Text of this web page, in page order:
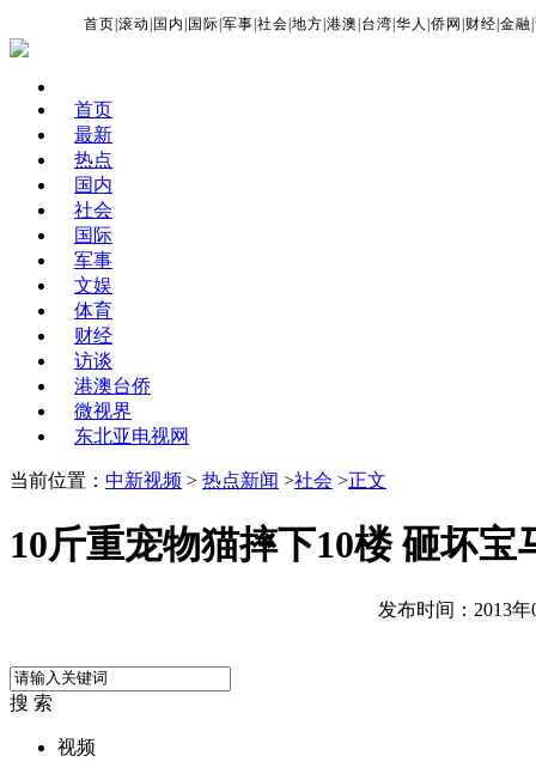
首页 |滚动 国内 国际 |军事 |社会 |地方 |港澳 台湾 |华人 |侨网 财经 |金融 |
首页
最新
热点
国内
社会
国际
军事
文娱
体育
财经
访谈
港澳台侨
微视界
东北亚电视网
当前位置： 中新视频 > 热点新闻 >社会 >正文
10斤重宠物猫摔下10楼 砸坏宝
发布时间：2013年
搜 索
视频